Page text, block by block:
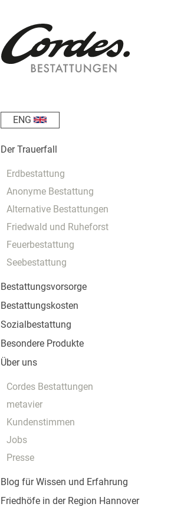
ENG
Der Trauerfall
Erdbestattung
Anonyme Bestattung
Alternative Bestattungen
Friedwald und Ruheforst
Feuerbestattung
Seebestattung
Bestattungsvorsorge
Bestattungskosten
Sozialbestattung
Besondere Produkte
Über uns
Cordes Bestattungen
metavier
Kundenstimmen
Jobs
Presse
Blog für Wissen und Erfahrung
Friedhöfe in der Region Hannover